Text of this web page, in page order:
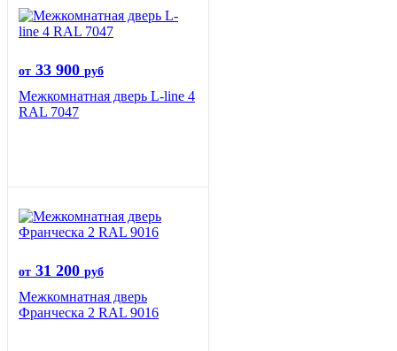
от 33 900 руб
Межкомнатная дверь L-line 4
RAL 7047
от 31 200 руб
Межкомнатная дверь
Франческа 2 RAL 9016